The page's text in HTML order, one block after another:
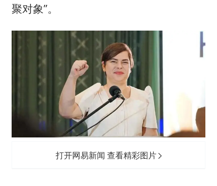
聚对象”。
打开网易新闻 查看精彩图片